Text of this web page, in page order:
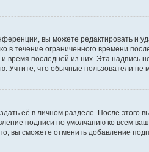
вы можете редактировать и
в течение ограниченного времени
и время последней из них. Эта
что обычные пользователи не
её в личном разделе. После этого
подписи по умолчанию ко всем
вы сможете отменить добавление